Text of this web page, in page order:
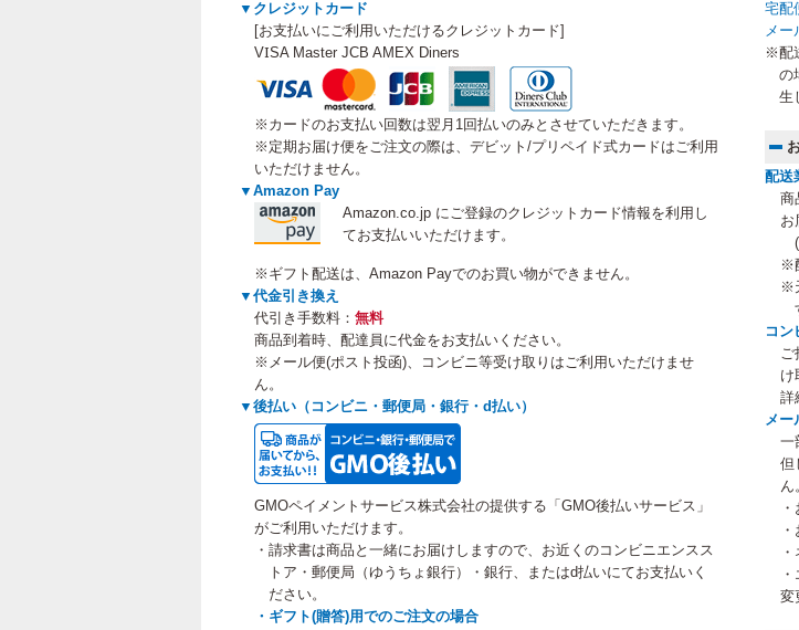
▼クレジットカード
[お支払いにご利用いただけるクレジットカード]
VISA Master JCB AMEX Diners
※カードのお支払い回数は翌月1回払いのみとさせていただきます。
※定期お届け便をご注文の際は、デビット/プリペイド式カードはご利用
いただけません。
▼Amazon Pay
Amazon.co.jp にご登録のクレジットカード情報を利用し
てお支払いいただけます。
※ギフト配送は、Amazon Payでのお買い物ができません。
▼代金引き換え
代引き手数料： 無料
商品到着時、配達員に代金をお支払いください。
※メール便(ポスト投函)、コンビニ等受け取りはご利用いただけませ
ん。
▼後払い（コンビニ・郵便局・銀行・d払い）
GMOペイメントサービス株式会社の提供する「GMO後払いサービス」
がご利用いただけます。
・請求書は商品と一緒にお届けしますので、お近くのコンビニエンスス
トア・郵便局（ゆうちょ銀行）・銀行、またはd払いにてお支払いく
ださい。
・ギフト(贈答)用でのご注文の場合
宅配
メ
※配
の
生
配送
商
お
(
※
※
コン
ご
け
詳
メー
一
但
ん
変